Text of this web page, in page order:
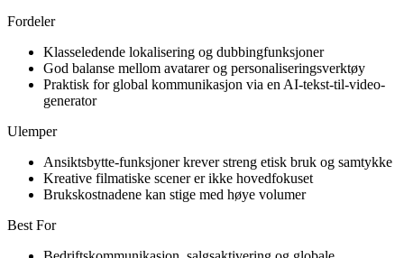
Fordeler
Klasseledende lokalisering og dubbingfunksjoner
God balanse mellom avatarer og personaliseringsverktøy
Praktisk for global kommunikasjon via en AI-tekst-til-video-
generator
Ulemper
Ansiktsbytte-funksjoner krever streng etisk bruk og samtykke
Kreative filmatiske scener er ikke hovedfokuset
Brukskostnadene kan stige med høye volumer
Best For